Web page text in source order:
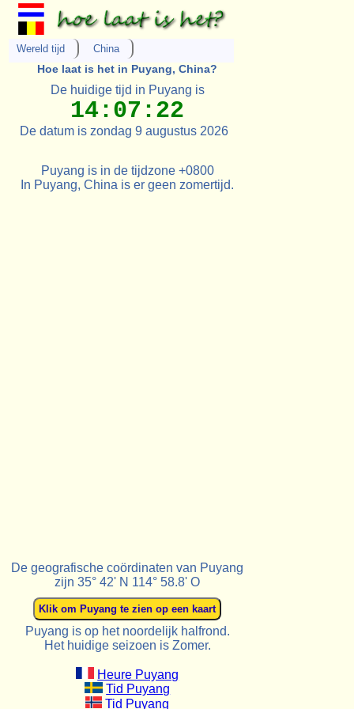
Wereld tijd China
Hoe laat is het in Puyang, China?
De huidige tijd in Puyang is
14:07:22
De datum is zondag 9 augustus 2026
Puyang is in de tijdzone +0800
In Puyang, China is er geen zomertijd.
De geografische coördinaten van Puyang
zijn 35° 42' N 114° 58.8' O
Puyang is op het noordelijk halfrond.
Het huidige seizoen is Zomer.
Heure Puyang
Tid Puyang
Tid Puyang